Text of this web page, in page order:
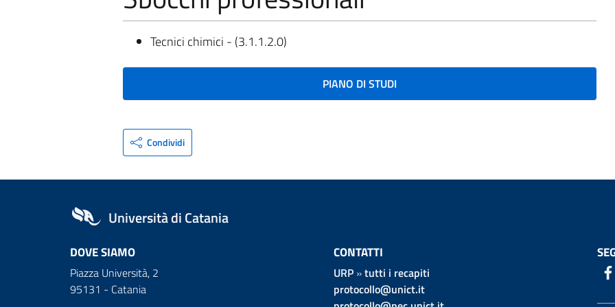
Tecnici chimici - (3.1.1.2.0)
PIANO DI STUDI
Condividi
Università di Catania
DOVE SIAMO
Piazza Università, 2
95131 - Catania
CONTATTI
URP»tutti i recapiti
protocollo@unict.it